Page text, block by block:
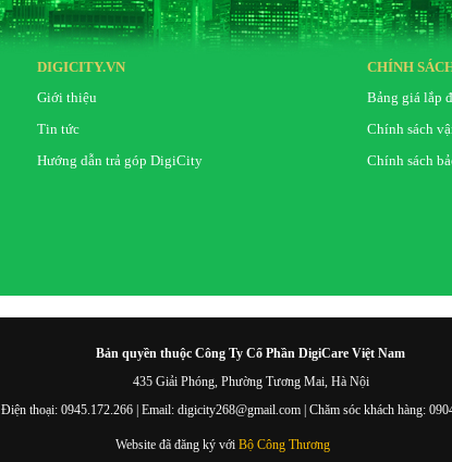
DIGICITY.VN
Giới thiệu
Tin tức
Hướng dẫn trả góp DigiCity
CHÍNH
Bảng giá lắp
Chính sách
Chính sách
Bản quyền thuộc Công Ty Cổ Phần DigiCare Việt Nam
435 Giải Phóng, Phường Tương Mai, Hà Nội
Điện thoại: 0945.172.266 | Email: digicity268@gmail.com | Chăm sóc khách hàng:
Website đã đăng ký với Bộ Công Thương